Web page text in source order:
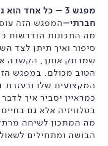
מפגש 3 – כל אחד
חברתי–המפגש הזה
מה התכונות הנדרשות
סיפור ואיך תיתן לצד
שמרתק אותך, הקשבה
הטוב מכולם. במפגש
המקצועית שלו ובעזרת
כמראיין יסביר איך
בטלוויזיה אלא גם
מה המתכון לשיחה
הבושה ומתחילים